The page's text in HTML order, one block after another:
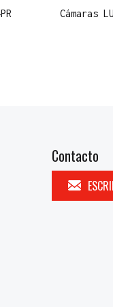
Cámaras
Contacto